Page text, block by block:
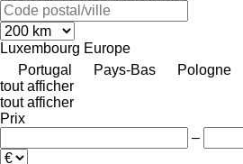
Luxembourg Europe
Portugal
Pays-Bas Pologne
tout afficher
tout afficher
Prix
–